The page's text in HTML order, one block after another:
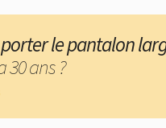
le pantalon
30 ans ?